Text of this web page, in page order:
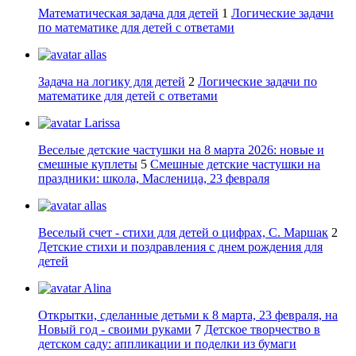
Математическая задача для детей 1 Логические задачи
по математике для детей с ответами
allas
Задача на логику для детей 2 Логические задачи по
математике для детей с ответами
Larissa
Веселые детские частушки на 8 марта 2026: новые и
смешные куплеты 5 Смешные детские частушки на
праздники: школа, Масленица, 23 февраля
allas
Веселый счет - стихи для детей о цифрах, С. Маршак 2
Детские стихи и поздравления с днем рождения для
детей
Alina
Открытки, сделанные детьми к 8 марта, 23 февраля, на
Новый год - своими руками 7 Детское творчество в
детском саду: аппликации и поделки из бумаги